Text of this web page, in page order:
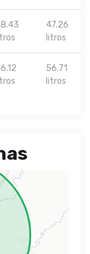
47.26
litros
56.71
litros